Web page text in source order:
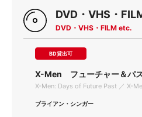
DVD・VHS・
DVD・VHS・FILM etc.
BD貸出可
X-Men フューチャー＆パ
X-Men: Days of Future Past ／ X-
ブライアン・シンガー